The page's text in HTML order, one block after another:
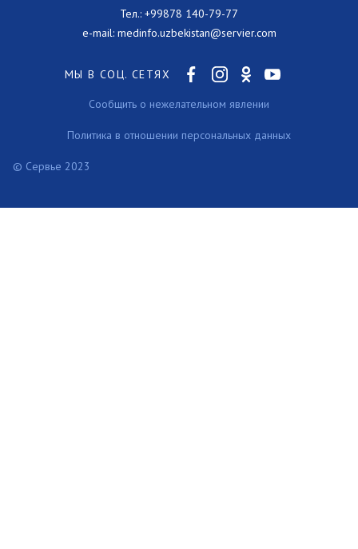
Тел.: +99878 140-79-77
e-mail: medinfo.uzbekistan@servier.com
МЫ В СОЦ. СЕТЯХ
Сообщить о нежелательном явлении
Политика в отношении персональных данных
© Сервье 2023